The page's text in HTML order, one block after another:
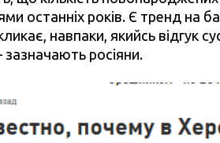
останніх років. Є тренд
навпаки, якийсь відгук
зазначають росіяни.